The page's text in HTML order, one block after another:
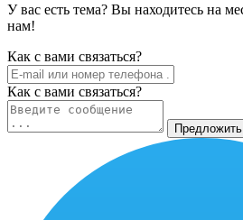
У вас есть тема? Вы находитесь на
нам!
Как c вами связаться?
Как c вами связаться?